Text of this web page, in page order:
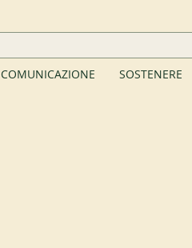
COMUNICAZIONE SOSTENERE